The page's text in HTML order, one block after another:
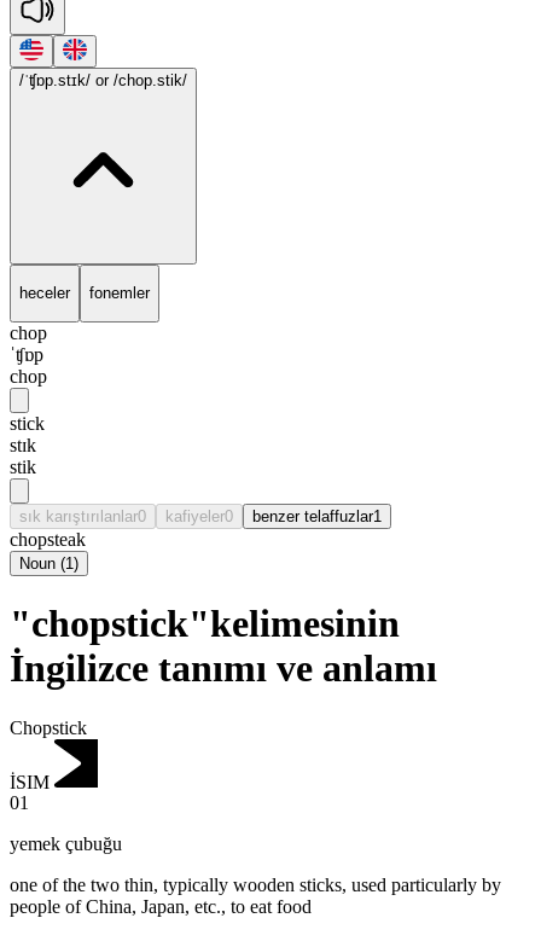
/ˈʧɒp.stɪk/ or /chop.stik/
heceler fonemler
chop
ˈʧɒp
chop
stick
stɪk
stik
sık karıştırılanlar0 kafiyeler0 benzer telaffuzlar1
chopsteak
Noun (1)
"chopstick"kelimesinin
İngilizce tanımı ve anlamı
Chopstick
İSIM
01
yemek çubuğu
one of the two thin, typically wooden sticks, used particularly by
people of China, Japan, etc., to eat food